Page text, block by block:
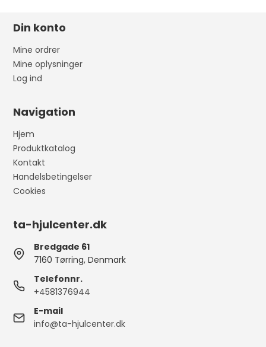
Din konto
Mine ordrer
Mine oplysninger
Log ind
Navigation
Hjem
Produktkatalog
Kontakt
Handelsbetingelser
Cookies
ta-hjulcenter.dk
Bredgade 61
7160 Tørring, Denmark
Telefonnr.
+4581376944
E-mail
info@ta-hjulcenter.dk